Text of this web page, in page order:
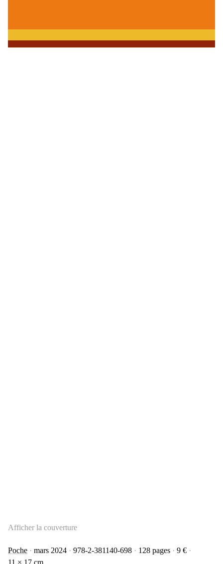
Afficher la couverture
Poche mars 2024 978-2-381140-698 128 pages
9 €